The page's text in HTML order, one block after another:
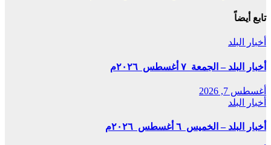
تابع أيضاً
أخبار البلد
أخبار البلد – الجمعة ٧ أغسطس ٢٠٢٦م
أغسطس 7, 2026
أخبار البلد
أخبار البلد – الخميس ٦ أغسطس ٢٠٢٦م